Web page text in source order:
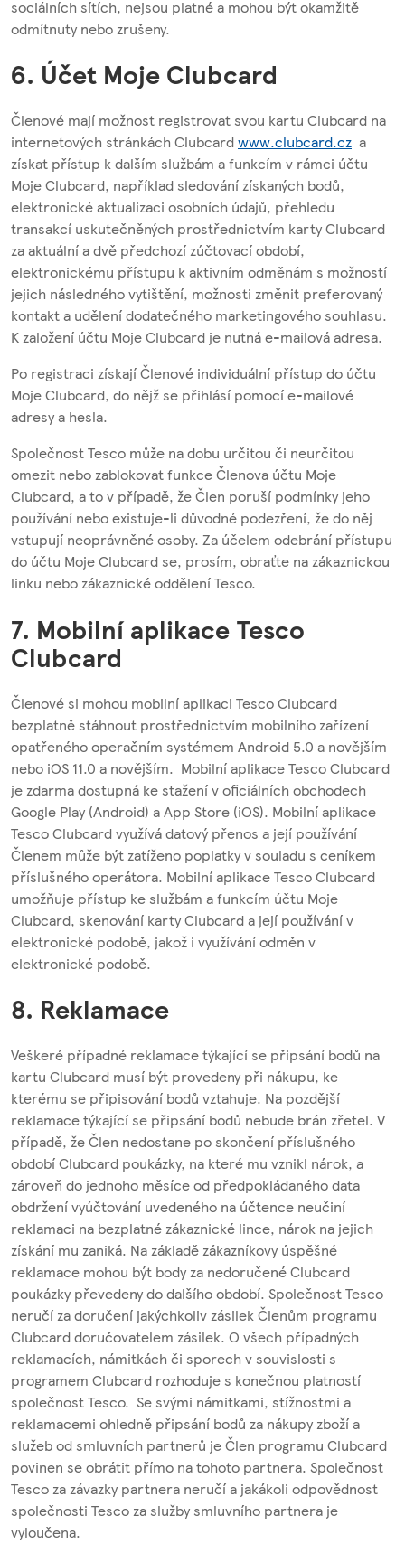
sociálních sítích, nejsou platné a mohou být okamžitě
odmítnuty nebo zrušeny.
6. Účet Moje Clubcard
Členové mají možnost registrovat svou kartu Clubcard na
internetových stránkách Clubcardwww.clubcard.cz a
získat přístup k dalším službám a funkcím v rámci účtu
Moje Clubcard, například sledování získaných bodů,
elektronické aktualizaci osobních údajů, přehledu
transakcí uskutečněných prostřednictvím karty Clubcard
za aktuální a dvě předchozí zúčtovací období,
elektronickému přístupu k aktivním odměnám s možností
jejich následného vytištění, možnosti změnit preferovaný
kontakt a udělení dodatečného marketingového souhlasu.
K založení účtu Moje Clubcard je nutná e-mailová adresa.
Po registraci získají Členové individuální přístup do účtu
Moje Clubcard, do nějž se přihlásí pomocí e-mailové
adresy a hesla.
Společnost Tesco může na dobu určitou či neurčitou
omezit nebo zablokovat funkce Členova účtu Moje
Clubcard, a to v případě, že Člen poruší podmínky jeho
používání nebo existuje-li důvodné podezření, že do něj
vstupují neoprávněné osoby. Za účelem odebrání přístupu
do účtu Moje Clubcard se, prosím, obraťte na zákaznickou
linku nebo zákaznické oddělení Tesco.
7. Mobilní aplikace Tesco
Clubcard
Členové si mohou mobilní aplikaci Tesco Clubcard
bezplatně stáhnout prostřednictvím mobilního zařízení
opatřeného operačním systémem Android 5.0 a novějším
nebo iOS 11.0 a novějším. Mobilní aplikace Tesco Clubcard
je zdarma dostupná ke stažení v oficiálních obchodech
Google Play (Android) a App Store (iOS). Mobilní aplikace
Tesco Clubcard využívá datový přenos a její používání
Členem může být zatíženo poplatky v souladu s ceníkem
příslušného operátora. Mobilní aplikace Tesco Clubcard
umožňuje přístup ke službám a funkcím účtu Moje
Clubcard, skenování karty Clubcard a její používání v
elektronické podobě, jakož i využívání odměn v
elektronické podobě.
8. Reklamace
Veškeré případné reklamace týkající se připsání bodů na
kartu Clubcard musí být provedeny při nákupu, ke
kterému se připisování bodů vztahuje. Na pozdější
reklamace týkající se připsání bodů nebude brán zřetel. V
případě, že Člen nedostane po skončení příslušného
období Clubcard poukázky, na které mu vznikl nárok, a
zároveň do jednoho měsíce od předpokládaného data
obdržení vyúčtování uvedeného na účtence neučiní
reklamaci na bezplatné zákaznické lince, nárok na jejich
získání mu zaniká. Na základě zákazníkovy úspěšné
reklamace mohou být body za nedoručené Clubcard
poukázky převedeny do dalšího období. Společnost Tesco
neručí za doručení jakýchkoliv zásilek Členům programu
Clubcard doručovatelem zásilek. O všech případných
reklamacích, námitkách či sporech v souvislosti s
programem Clubcard rozhoduje s konečnou platností
společnost Tesco. Se svými námitkami, stížnostmi a
reklamacemi ohledně připsání bodů za nákupy zboží a
služeb od smluvních partnerů je Člen programu Clubcard
povinen se obrátit přímo na tohoto partnera. Společnost
Tesco za závazky partnera neručí a jakákoli odpovědnost
společnosti Tesco za služby smluvního partnera je
vyloučena.